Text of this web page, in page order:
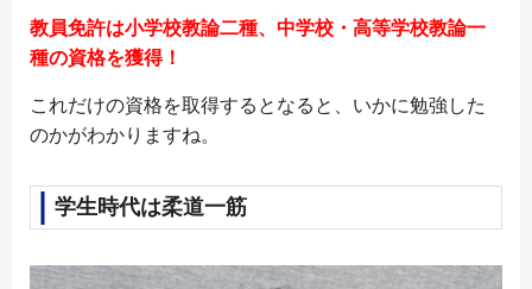
教員免許は小学校教論二種、中学校・高等学校教論一
種の資格を獲得！
これだけの資格を取得するとなると、いかに勉強した
のかがわかりますね。
学生時代は柔道一筋